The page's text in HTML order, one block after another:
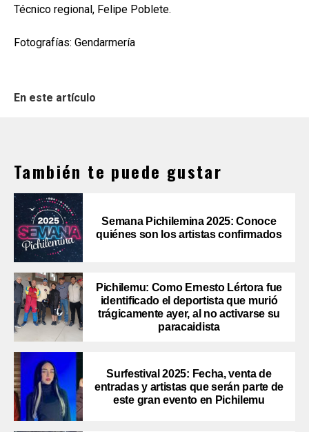
Técnico regional, Felipe Poblete.
Fotografías: Gendarmería
En este artículo
También te puede gustar
Semana Pichilemina 2025: Conoce
quiénes son los artistas confirmados
Pichilemu: Como Ernesto Lértora fue
identificado el deportista que murió
trágicamente ayer, al no activarse su
paracaidista
Surfestival 2025: Fecha, venta de
entradas y artistas que serán parte de
este gran evento en Pichilemu